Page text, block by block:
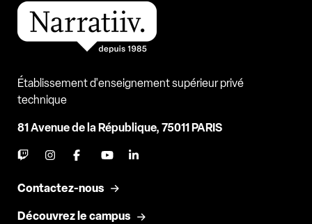
Établissement d'enseignement supérieur privé
technique
81 Avenue de la République, 75011 PARIS
Contactez-nous
Découvrez le campus